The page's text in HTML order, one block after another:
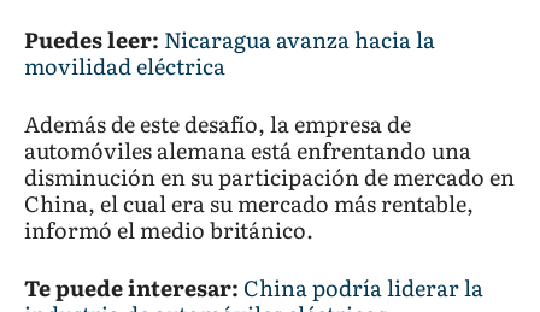
Puedes leer: Nicaragua avanza hacia la
movilidad eléctrica
Además de este desafío, la empresa de
automóviles alemana está enfrentando una
disminución en su participación de mercado en
China, el cual era su mercado más rentable,
informó el medio británico.
Te puede interesar: China podría liderar la